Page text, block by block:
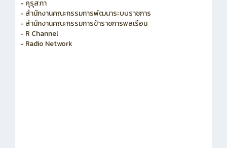
- คุรุสภา
- สำนักงานคณะกรรมการพัฒนาระบบราชการ
- สำนักงานคณะกรรมการข้าราชการพลเรือน
- R Channel
- Radio Network